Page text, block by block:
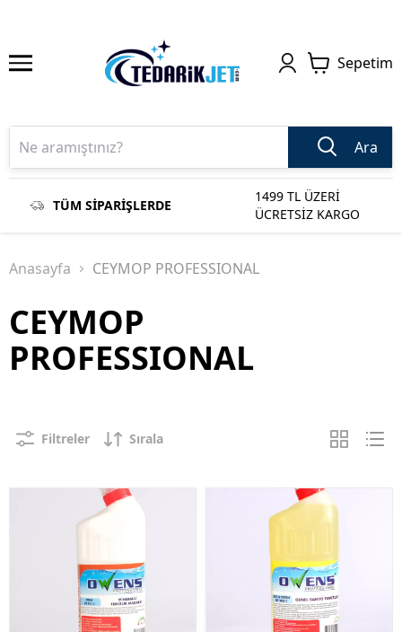
Sepetim
Ara
TÜM SİPARİŞLERDE
1499 TL ÜZERİ
ÜCRETSİZ KARGO
Anasayfa CEYMOP PROFESSIONAL
CEYMOP
PROFESSIONAL
Filtreler Sırala